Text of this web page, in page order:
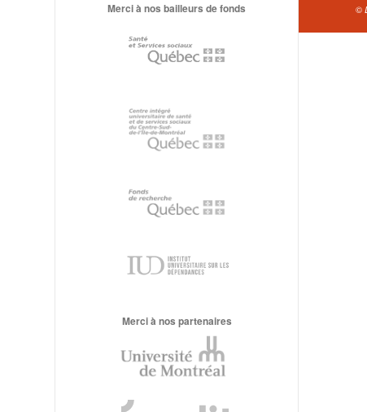
Merci à nos bailleurs de fonds
Merci à nos partenaires
©